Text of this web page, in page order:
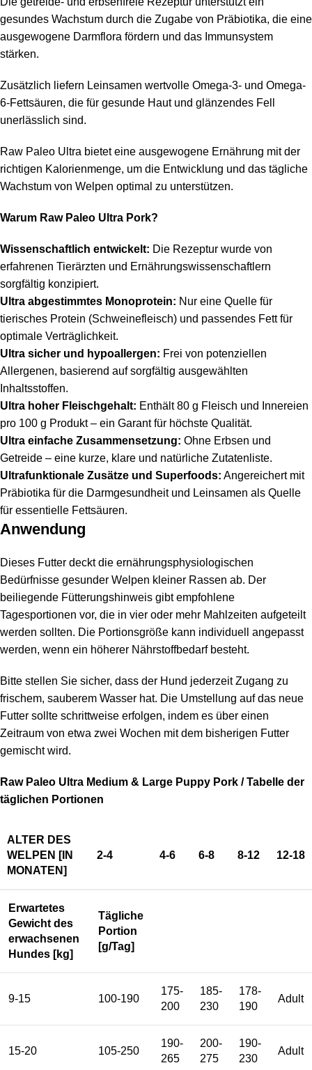
gesundes Wachstum durch die Zugabe von Präbiotika, die eine
ausgewogene Darmflora fördern und das Immunsystem
stärken.
Zusätzlich liefern Leinsamen wertvolle Omega-3- und Omega-
6-Fettsäuren, die für gesunde Haut und glänzendes Fell
unerlässlich sind.
Raw Paleo Ultra bietet eine ausgewogene Ernährung mit der
richtigen Kalorienmenge, um die Entwicklung und das tägliche
Wachstum von Welpen optimal zu unterstützen.
Warum Raw Paleo Ultra Pork?
Wissenschaftlich entwickelt: Die Rezeptur wurde von
erfahrenen Tierärzten und Ernährungswissenschaftlern
sorgfältig konzipiert.
Ultra abgestimmtes Monoprotein: Nur eine Quelle für
tierisches Protein (Schweinefleisch) und passendes Fett für
optimale Verträglichkeit.
Ultra sicher und hypoallergen: Frei von potenziellen
Allergenen, basierend auf sorgfältig ausgewählten
Inhaltsstoffen.
Ultra hoher Fleischgehalt: Enthält 80 g Fleisch und Innereien
pro 100 g Produkt – ein Garant für höchste Qualität.
Ultra einfache Zusammensetzung: Ohne Erbsen und
Getreide – eine kurze, klare und natürliche Zutatenliste.
Ultrafunktionale Zusätze und Superfoods: Angereichert mit
Präbiotika für die Darmgesundheit und Leinsamen als Quelle
für essentielle Fettsäuren.
Anwendung
Dieses Futter deckt die ernährungsphysiologischen
Bedürfnisse gesunder Welpen kleiner Rassen ab. Der
beiliegende Fütterungshinweis gibt empfohlene
Tagesportionen vor, die in vier oder mehr Mahlzeiten aufgeteilt
werden sollten. Die Portionsgröße kann individuell angepasst
werden, wenn ein höherer Nährstoffbedarf besteht.
Bitte stellen Sie sicher, dass der Hund jederzeit Zugang zu
frischem, sauberem Wasser hat. Die Umstellung auf das neue
Futter sollte schrittweise erfolgen, indem es über einen
Zeitraum von etwa zwei Wochen mit dem bisherigen Futter
gemischt wird.
Raw Paleo Ultra Medium & Large Puppy Pork / Tabelle der
täglichen Portionen
ALTER DES
WELPEN [IN
MONATEN]
2-4 4-6 6-8 8-12 12-18
Erwartetes
Gewicht des
erwachsenen
Hundes [kg]
Tägliche
Portion
[g/Tag]
9-15 100-190
175-
200
185-
230
178-
190
Adult
15-20 105-250
190-
265
200-
275
190-
230
Adult